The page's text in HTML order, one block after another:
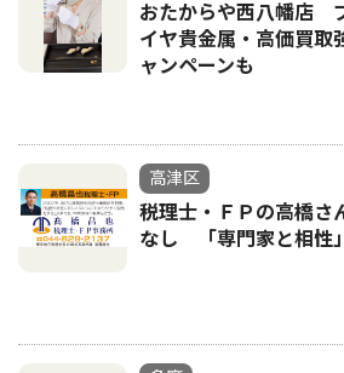
おたからや西八幡店
イヤ貴金属・高価買
ャンペーンも
高津区
税理士・ＦＰの高橋
なし 「専門家と相性